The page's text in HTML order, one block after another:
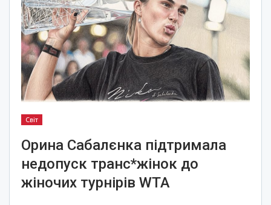
Світ
Орина Сабалєнка підтримала
недопуск транс*жінок до
жіночих турнірів WTA